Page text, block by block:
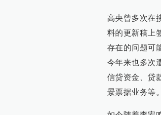
高央曾多次在
料的更新稿上
存在的问题可
今年来也多次
信贷资金、贷
景票据业务等。